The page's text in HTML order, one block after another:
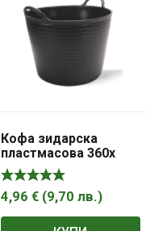
Кофа зидарска
пластмасова 360х
300mm 25L черна Rubi
4,96 € (9,70 лв.)